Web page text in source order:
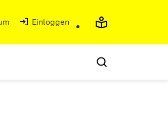
(Öffnet in neuem Fenster)
Einloggen